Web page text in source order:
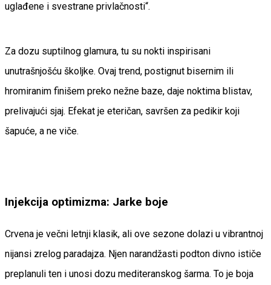
uglađene i svestrane privlačnosti“.
Za dozu suptilnog glamura, tu su nokti inspirisani
unutrašnjošću školjke. Ovaj trend, postignut bisernim ili
hromiranim finišem preko nežne baze, daje noktima blistav,
prelivajući sjaj. Efekat je eteričan, savršen za pedikir koji
šapuće, a ne viče.
Injekcija optimizma: Jarke boje
Crvena je večni letnji klasik, ali ove sezone dolazi u vibrantnoj
nijansi zrelog paradajza. Njen narandžasti podton divno ističe
preplanuli ten i unosi dozu mediteranskog šarma. To je boja